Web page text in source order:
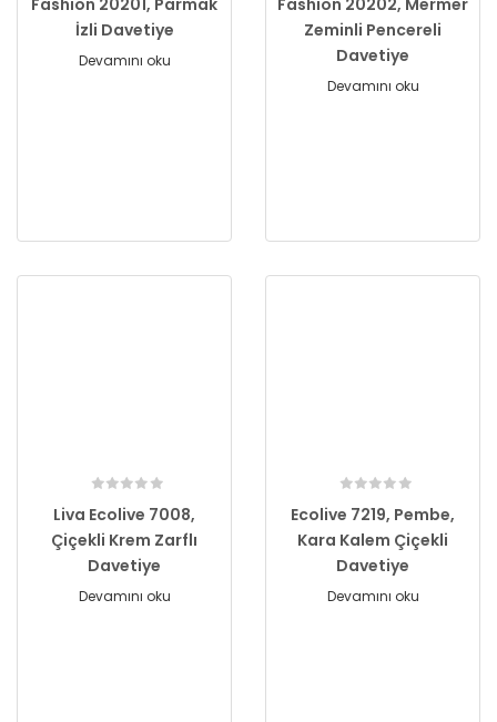
Fashion 20201, Parmak
İzli Davetiye
Devamını oku
Fashion 20202, Mermer
Zeminli Pencereli
Davetiye
Devamını oku
Liva Ecolive 7008,
Çiçekli Krem Zarflı
Davetiye
Devamını oku
Ecolive 7219, Pembe,
Kara Kalem Çiçekli
Davetiye
Devamını oku